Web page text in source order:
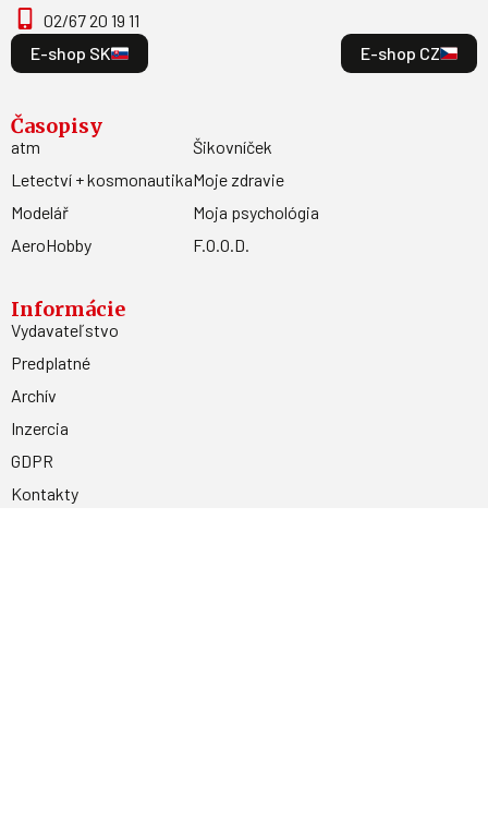
02/67 20 19 11
E-shop SK
E-shop CZ
Časopisy
atm
Letectví + kosmonautika
Modelář
AeroHobby
Šikovníček
Moje zdravie
Moja psychológia
F.O.O.D.
Informácie
Vydavateľstvo
Predplatné
Archív
Inzercia
GDPR
Kontakty